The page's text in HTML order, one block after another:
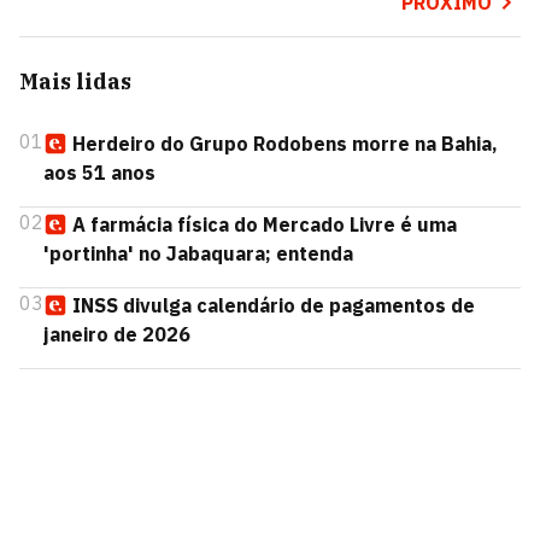
Mais lidas
01
Herdeiro do Grupo Rodobens morre na Bahia,
aos 51 anos
02
A farmácia física do Mercado Livre é uma
'portinha' no Jabaquara; entenda
03
INSS divulga calendário de pagamentos de
janeiro de 2026